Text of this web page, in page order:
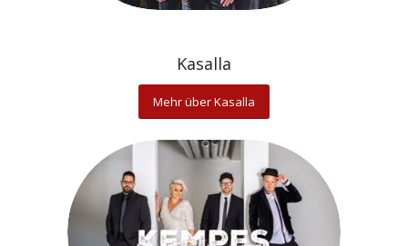
Kasalla
Mehr über Kasalla